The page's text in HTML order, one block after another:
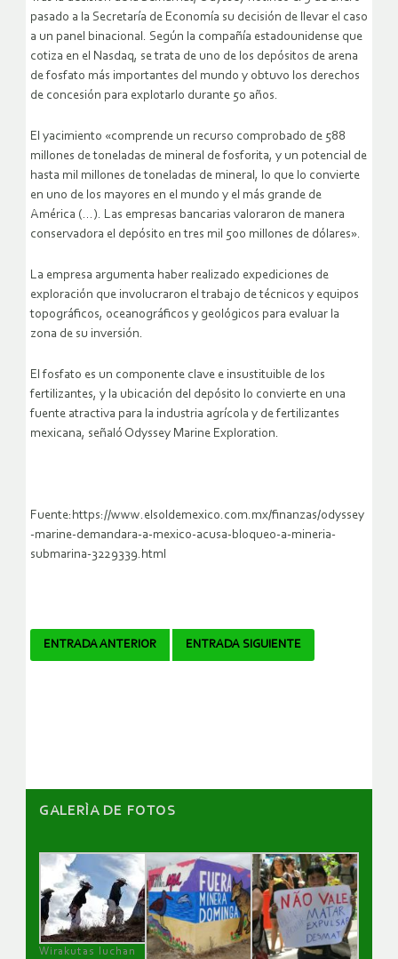
pasado a la Secretaría de Economía su decisión de llevar el caso
a un panel binacional. Según la compañía estadounidense que
cotiza en el Nasdaq, se trata de uno de los depósitos de arena
de fosfato más importantes del mundo y obtuvo los derechos
de concesión para explotarlo durante 50 años.
El yacimiento «comprende un recurso comprobado de 588
millones de toneladas de mineral de fosforita, y un potencial de
hasta mil millones de toneladas de mineral, lo que lo convierte
en uno de los mayores en el mundo y el más grande de
América (…). Las empresas bancarias valoraron de manera
conservadora el depósito en tres mil 500 millones de dólares».
La empresa argumenta haber realizado expediciones de
exploración que involucraron el trabajo de técnicos y equipos
topográficos, oceanográficos y geológicos para evaluar la
zona de su inversión.
El fosfato es un componente clave e insustituible de los
fertilizantes, y la ubicación del depósito lo convierte en una
fuente atractiva para la industria agrícola y de fertilizantes
mexicana, señaló Odyssey Marine Exploration.
Fuente:https://www.elsoldemexico.com.mx/finanzas/odyssey
-marine-demandara-a-mexico-acusa-bloqueo-a-mineria-
submarina-3229339.html
Navegador
ENTRADA ANTERIOR ENTRADA SIGUIENTE
GALERÌA DE FOTOS
Wirakutas luchan